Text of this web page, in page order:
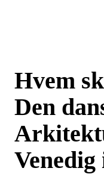
Hvem
Den
Venedig